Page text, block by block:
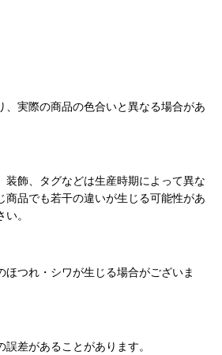
実際の商品の色合いと異なる場合があ
飾、タグなどは生産時期によって異な
商品でも若干の違いが生じる可能性があ
。
つれ・シワが生じる場合がございま
差があることがあります。